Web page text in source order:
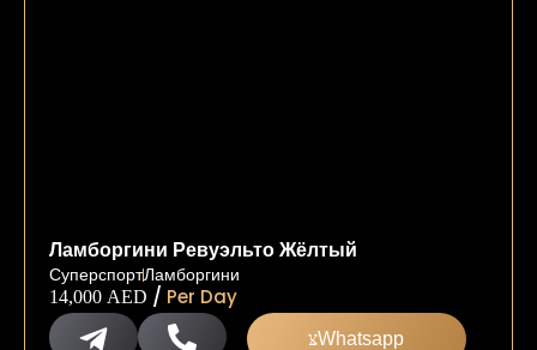
Ламборгини Ревуэльто Жёлтый
СуперспортЛамборгини
14,000 AED / Per Day
Whatsapp